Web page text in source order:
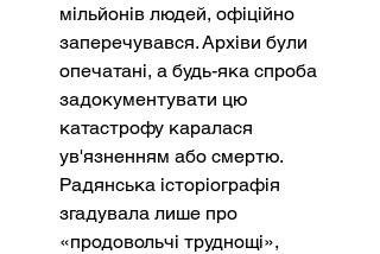
мільйонів людей, офіційно
заперечувався. Архіви були
опечатані, а будь-яка спроба
задокументувати цю
катастрофу каралася
ув'язненням або смертю.
Радянська історіографія
згадувала лише про
«продовольчі труднощі»,